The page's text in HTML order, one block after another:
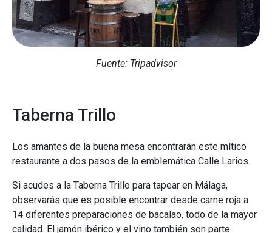
Fuente: Tripadvisor
Taberna Trillo
Los amantes de la buena mesa encontrarán este mítico
restaurante a dos pasos de la emblemática Calle Larios.
Si acudes a la Taberna Trillo para tapear en Málaga,
observarás que es posible encontrar desde carne roja a
14 diferentes preparaciones de bacalao, todo de la mayor
calidad. El jamón ibérico y el vino también son parte